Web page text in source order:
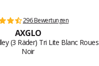
296 Bewertungen
AXGLO
(3 Räder) Tri Lite Blanc Roues
Noir